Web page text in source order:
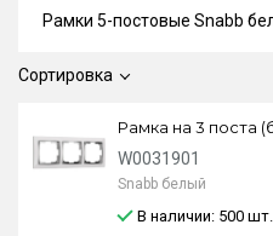
Сортировка
Рамка на 3 поста
W0031901
Snabb белый
В наличии: 500 шт.
Рамки 5-постовые Snabb